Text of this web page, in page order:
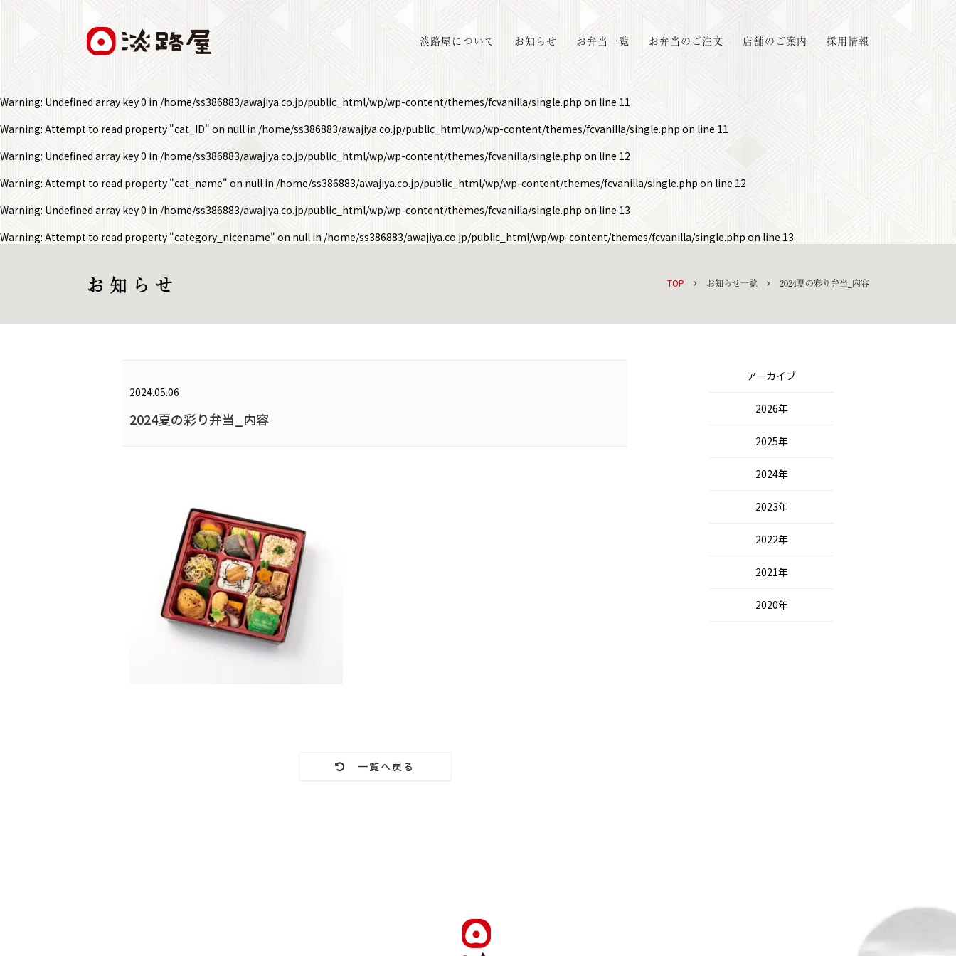
淡路屋について お知らせ お弁当一覧 お弁当のご注文 店舗のご案内 採用情報
Warning: Undefined array key 0 in /home/ss386883/awajiya.co.jp/public_html/wp/wp-content/themes/fcvanilla/single.php on line 11
Warning: Attempt to read property "cat_ID" on null in /home/ss386883/awajiya.co.jp/public_html/wp/wp-content/themes/fcvanilla/single.php on line 11
Warning: Undefined array key 0 in /home/ss386883/awajiya.co.jp/public_html/wp/wp-content/themes/fcvanilla/single.php on line 12
Warning: Attempt to read property "cat_name" on null in /home/ss386883/awajiya.co.jp/public_html/wp/wp-content/themes/fcvanilla/single.php on line 12
Warning: Undefined array key 0 in /home/ss386883/awajiya.co.jp/public_html/wp/wp-content/themes/fcvanilla/single.php on line 13
Warning: Attempt to read property "category_nicename" on null in /home/ss386883/awajiya.co.jp/public_html/wp/wp-content/themes/fcvanilla/single.php on line 13
お 知 ら せ TOP お知らせ一覧 2024夏の彩り弁当_内容
2024.05.06
2024夏の彩り弁当_内容
一覧へ戻る
アーカイブ
2026年
2025年
2024年
2023年
2022年
2021年
2020年